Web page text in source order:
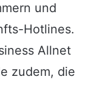
und
Hotlines.
Allnet
zudem, die